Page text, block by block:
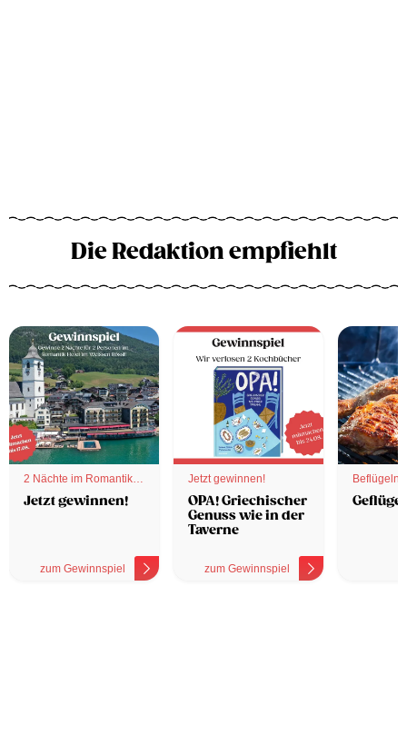
Die Redaktion empfiehlt
2 Nächte im Romantik
Hotel
Jetzt gewinnen!
zum Gewinnspiel
Jetzt gewinnen!
OPA! Griechischer
Genuss wie in der
Taverne
zum Gewinnspiel